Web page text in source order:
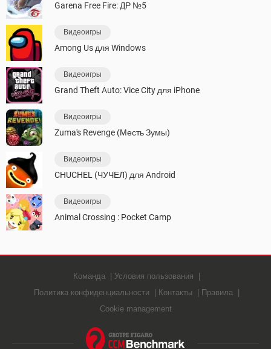
Garena Free Fire: ДР №5
Видеоигры
Among Us для Windows
Видеоигры
Grand Theft Auto: Vice City для iPhone
Видеоигры
Zuma's Revenge (Месть Зумы)
Видеоигры
CHUCHEL (ЧУЧЕЛ) для Android
Видеоигры
Animal Crossing : Pocket Camp
Команда
Условия пользования
Политика конфиденциальности
Контакты
Правила
Cookie management